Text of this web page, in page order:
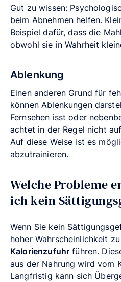
Gut zu wissen:
beim Abnehmen helfen.
Beispiel dafür, dass die
obwohl sie in Wahrheit
Ablenkung
Einen anderen Grund für
können Ablenkungen
Fernsehen isst oder
achtet in der Regel nicht
Auf diese Weise ist es
abzutrainieren.
Welche Probleme
ich kein
Wenn Sie kein
hoher Wahrscheinlichkeit
Kalorienzufuhr führen.
aus der Nahrung wird vom
Langfristig kann sich